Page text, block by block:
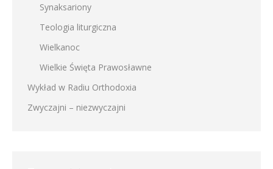
Synaksariony
Teologia liturgiczna
Wielkanoc
Wielkie Święta Prawosławne
Wykład w Radiu Orthodoxia
Zwyczajni – niezwyczajni